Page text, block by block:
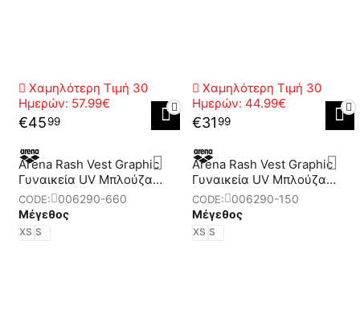
Χαμηλότερη Τιμή 30
Ημερών: 57.99€
€4599
Χαμηλότερη Τιμή 30
Ημερών: 44.99€
€31 99
Arena Rash Vest Graphic
Γυναικεία UV Mπλούζα
Αντιηλιακής Προστασίας
CODE:
006290-660
Μέγεθος
XS S
Arena Rash Vest Graphic
Γυναικεία UV Mπλούζα
Αντιηλιακής Προστασίας
CODE:
006290-150
Μέγεθος
XS S